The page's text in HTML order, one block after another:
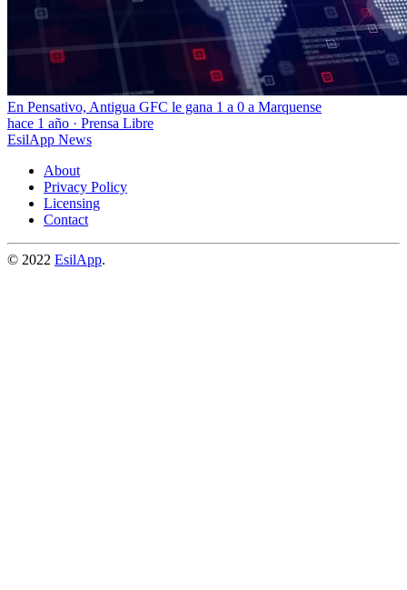
En Pensativo, Antigua GFC le gana 1 a 0 a Marquense
hace 1 año · Prensa Libre
EsilApp News
About
Privacy Policy
Licensing
Contact
© 2022 EsilApp.